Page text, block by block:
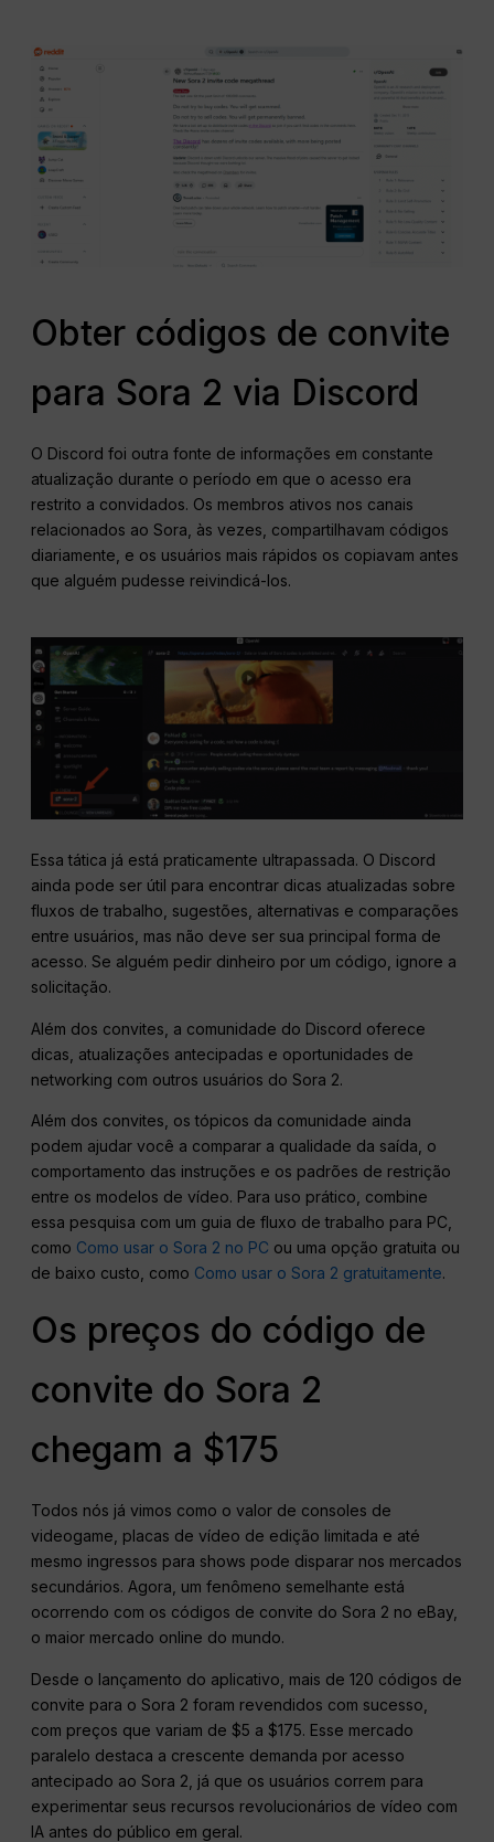
Obter códigos de convite
para Sora 2 via Discord
O Discord foi outra fonte de informações em constante
atualização durante o período em que o acesso era
restrito a convidados. Os membros ativos nos canais
relacionados ao Sora, às vezes, compartilhavam códigos
diariamente, e os usuários mais rápidos os copiavam antes
que alguém pudesse reivindicá-los.
Essa tática já está praticamente ultrapassada. O Discord
ainda pode ser útil para encontrar dicas atualizadas sobre
fluxos de trabalho, sugestões, alternativas e comparações
entre usuários, mas não deve ser sua principal forma de
acesso. Se alguém pedir dinheiro por um código, ignore a
solicitação.
Além dos convites, a comunidade do Discord oferece
dicas, atualizações antecipadas e oportunidades de
networking com outros usuários do Sora 2.
Além dos convites, os tópicos da comunidade ainda
podem ajudar você a comparar a qualidade da saída, o
comportamento das instruções e os padrões de restrição
entre os modelos de vídeo. Para uso prático, combine
essa pesquisa com um guia de fluxo de trabalho para PC,
como Como usar o Sora 2 no PC ou uma opção gratuita ou
de baixo custo, como Como usar o Sora 2 gratuitamente.
Os preços do código de
convite do Sora 2
chegam a $175
Todos nós já vimos como o valor de consoles de
videogame, placas de vídeo de edição limitada e até
mesmo ingressos para shows pode disparar nos mercados
secundários. Agora, um fenômeno semelhante está
ocorrendo com os códigos de convite do Sora 2 no eBay,
o maior mercado online do mundo.
Desde o lançamento do aplicativo, mais de 120 códigos de
convite para o Sora 2 foram revendidos com sucesso,
com preços que variam de $5 a $175. Esse mercado
paralelo destaca a crescente demanda por acesso
antecipado ao Sora 2, já que os usuários correm para
experimentar seus recursos revolucionários de vídeo com
IA antes do público em geral.